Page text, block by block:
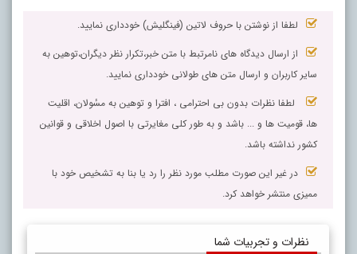
لطفا از نوشتن با حروف لاتین (فینگلیش) خودداری نمایید.
از ارسال دیدگاه های نامرتبط با متن خبر،تکرار نظر دیگران،توهین به
سایر کاربران و ارسال متن های طولانی خودداری نمایید.
لطفا نظرات بدون بی احترامی ، افترا و توهین به مسٔولان، اقلیت
ها، قومیت ها و ... باشد و به طور کلی مغایرتی با اصول اخلاقی و قوانین
کشور نداشته باشد.
در غیر این صورت مطلب مورد نظر را رد یا بنا به تشخیص خود با
ممیزی منتشر خواهد کرد.
نظرات و تجربیات شما